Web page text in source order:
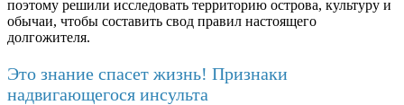
поэтому решили исследовать территорию острова, культуру и
обычаи, чтобы составить свод правил настоящего
долгожителя.
Это знание спасет жизнь! Признаки
надвигающегося инсульта